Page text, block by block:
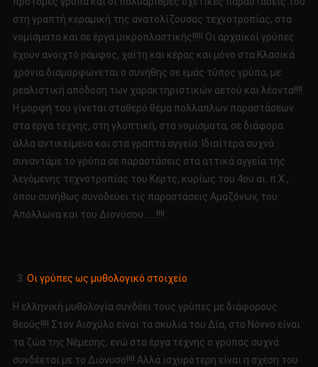
στη γραπτή κεραμική της ανατολίζουσας τεχνοτροπίας, στα
νομίσματα και σε έργα μικροπλαστικής!!!!! Οι αρχαϊκοί γρύπες
έχουν ανοιχτό ράμφος, χαίτη και κέρας και μόνο στα Κλασικά
χρόνια διαμορφώνεται ο συνήθης σε εμάς τύπος γρύπα, με
ρεαλιστική απόδοση των χαρακτηριστικών αετού και λέοντα!!!!
Η μορφή του γίνεται σταθερό θέμα πολλαπλών παραστάσεων
στα έργα τέχνης, στη γλυπτική, στα νομίσματα, σε διάφορα
άλλα αντικείμενα και στα γραπτά αγγεία. Ιδιαίτερα συχνά
συναντάμε το γρύπα σε παραστάσεις στα αττικά αγγεία της
λεγόμενης τεχνοτροπίας του Κερτς, κυρίως του 4ου αι. π.Χ.,
όπου συνήθως συνοδεύει τις παραστάσεις Αμαζόνων, του
Απόλλωνα και του Διονύσου……!!!!
Οι γρύπες ως μυθολογικό στοιχείο
Η ελληνική μυθολογία συνδέει τους γρύπες με διάφορους
θεούς!!!! Στον Αισχύλο είναι τα σκυλιά του Δία, στο Νόννο είναι
τα ζώα της Νέμεσης, ενώ στα έργα τέχνης ο γρύπας συχνά
συνδέεται με το Διόνυσο!!!! Αλλά ισχυρότερη είναι η σχέση του